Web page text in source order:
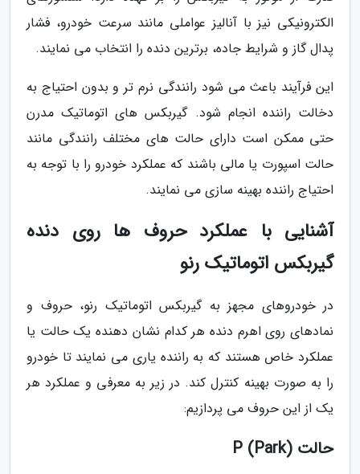
الکترونیکی نیز با آنالیز عواملی مانند سرعت خودرو، فشار
پدال گاز و شرایط جاده، برترین دنده را انتخاب می نمایند.
این فرآیند باعث می شود رانندگی نرم تر و بدون احتیاج به
دخالت راننده انجام شود. گیربکس های اتوماتیک مدرن
حتی ممکن است دارای حالت های مختلف رانندگی مانند
حالت اسپورت یا مالی باشند که عملکرد خودرو را با توجه به
احتیاج راننده بهینه سازی می نمایند.
آشنایی با عملکرد حروف ها روی دنده
گیربکس اتوماتیک رنو
در خودروهای مجهز به گیربکس اتوماتیک رنو، حروف و
نمادهای روی اهرم دنده هر کدام نشان دهنده یک حالت یا
عملکرد خاص هستند که به راننده یاری می نمایند تا خودرو
را به صورت بهینه کنترل کند. در زیر به معرفی و عملکرد هر
یک از این حروف می پردازیم:
حالت P (Park)